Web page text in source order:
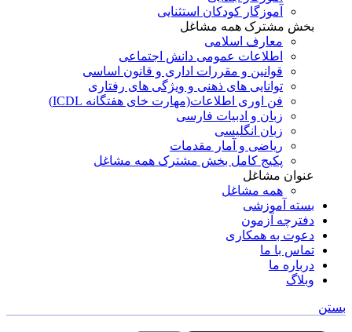
آموزگار کودکان استثنایی
بخش مشترک همه مشاغل
معارف اسلامی
اطلاعات عمومی دانش اجتماعی
قوانین و مقررات اداری و قانون اساسی
توانایی های ذهنی و ویژگی های رفتاری
فن اوری اطلاعات(مهارت خای هفتگانه ICDL)
زبان و ادبیات فارسی
زبان انگلیسی
ریاضی و آمار مقدمات
پکیج کامل بخش مشترک همه مشاغل
عنوان مشاغل
همه مشاغل
بسته آموزشی
دفترچه آزمون
دعوت به همکاری
تماس با ما
درباره ما
وبلاگ
بستن